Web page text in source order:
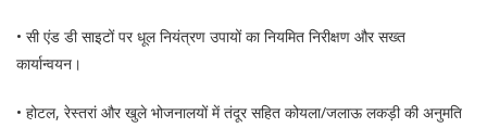
• सी एंड डी साइटों पर धूल नियंत्रण उपायों का नियमित निरीक्षण और सख्त
कार्यान्वयन।
• होटल, रेस्तरां और खुले भोजनालयों में तंदूर सहित कोयला/जलाऊ लकड़ी की अनुमति